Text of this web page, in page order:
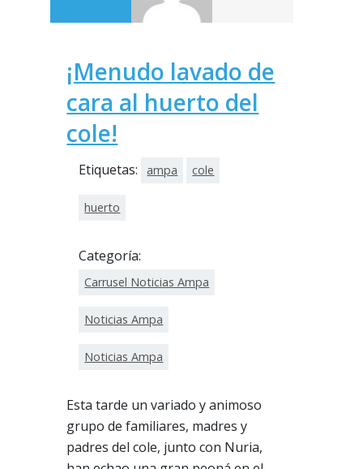
¡Menudo lavado de
cara al huerto del
cole!
Etiquetas: ampa cole
huerto
Categoría:
Carrusel Noticias Ampa
Noticias Ampa
Noticias Ampa
Esta tarde un variado y animoso
grupo de familiares, madres y
padres del cole, junto con Nuria,